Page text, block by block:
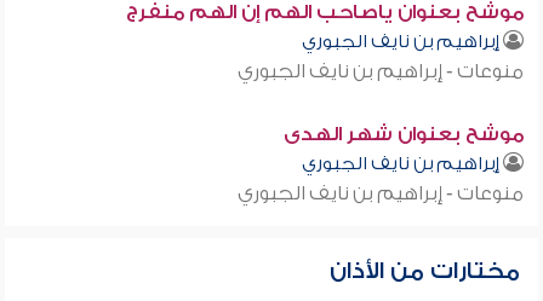
موشح بعنوان ياصاحب الهم إن الهم منفرج
إبراهيم بن نايف الجبوري
منوعات - إبراهيم بن نايف الجبوري
موشح بعنوان شهر الهدى
إبراهيم بن نايف الجبوري
منوعات - إبراهيم بن نايف الجبوري
مختارات من الأذان